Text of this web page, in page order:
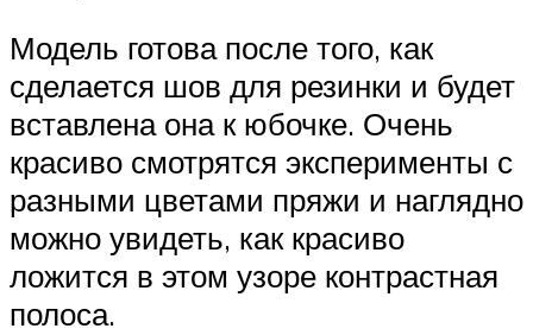
Модель готова после того, как
сделается шов для резинки и будет
вставлена она к юбочке. Очень
красиво смотрятся эксперименты с
разными цветами пряжи и наглядно
можно увидеть, как красиво
ложится в этом узоре контрастная
полоса.